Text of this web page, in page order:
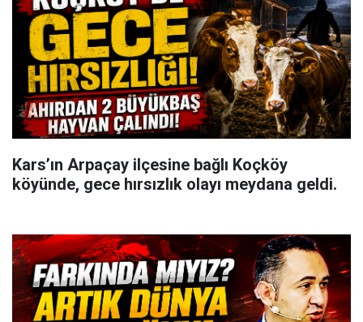
Kars’ın Arpaçay ilçesine bağlı Koçköy
köyünde, gece hırsızlık olayı meydana geldi.